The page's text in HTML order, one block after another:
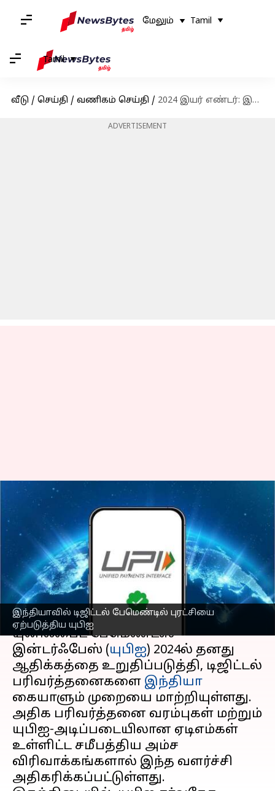
மேலும் Tamil
Tamil
வீடு / செய்தி / வணிகம் செய்தி / 2024 இயர் எண்டர்: இந்தியாவில் டிஜிட்டல் பேமெண்டில் புரட்சியை ஏற்படுத்திய யுபிஐ
ADVERTISEMENT
இந்தியாவில் டிஜிட்டல் பேமெண்டில் புரட்சியை
ஏற்படுத்திய யுபிஐ
2024 இயர் எண்டர்:
இந்தியாவில் டிஜிட்டல்
பேமெண்டில் புரட்சியை
ஏற்படுத்திய யுபிஐ
எழுதியவர் Sekar Chinnappan Dec 05, 2024 07:55 pm
செய்தி முன்னோட்டம்
யுனிஃபைட் பேமெண்ட்ஸ்
இன்டர்ஃபேஸ் (யுபிஐ) 2024ல் தனது
ஆதிக்கத்தை உறுதிப்படுத்தி, டிஜிட்டல்
பரிவர்த்தனைகளை இந்தியா
கையாளும் முறையை மாற்றியுள்ளது.
அதிக பரிவர்த்தனை வரம்புகள் மற்றும்
யுபிஐ-அடிப்படையிலான ஏடிஎம்கள்
உள்ளிட்ட சமீபத்திய அம்ச
விரிவாக்கங்களால் இந்த வளர்ச்சி
அதிகரிக்கப்பட்டுள்ளது.